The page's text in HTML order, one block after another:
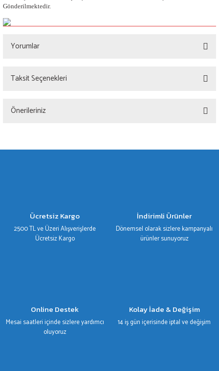
Gönderilmektedir.
Yorumlar
Taksit Seçenekleri
Önerileriniz
gördüğünüz noktaları öneri formunu kullanarak tarafımıza iletebilirsiniz.
Ürün fiyatı diğer sitelerden daha pahalı.
Bu ürüne benzer farklı alternatifler olmalı.
Ücretsiz Kargo
2500 TL ve Üzeri Alışverişlerde
Ücretsiz Kargo
İndirimli Ürünler
Dönemsel olarak sizlere kampanyalı
ürünler sunuyoruz
Online Destek
Mesai saatleri içinde sizlere yardımcı
oluyoruz
Kolay İade & Değişim
14 iş gün içerisinde iptal ve değişim